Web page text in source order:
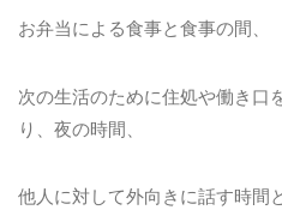
お弁当による食事と食事の間、
次の生活のために住処や働き口
り、夜の時間、
他人に対して外向きに話す時間